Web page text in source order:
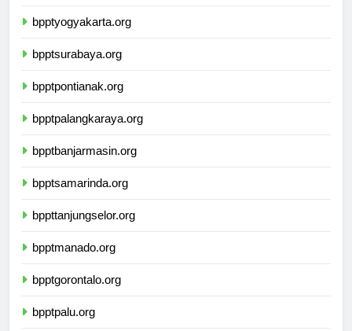
bpptyogyakarta.org
bpptsurabaya.org
bpptpontianak.org
bpptpalangkaraya.org
bpptbanjarmasin.org
bpptsamarinda.org
bppttanjungselor.org
bpptmanado.org
bpptgorontalo.org
bpptpalu.org